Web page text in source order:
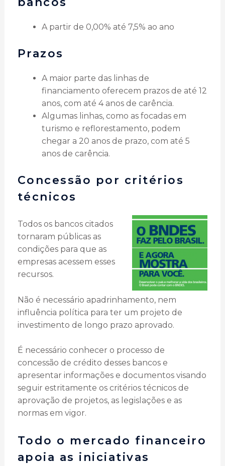
A partir de 0,00% até 7,5% ao ano
Prazos
A maior parte das linhas de
financiamento oferecem prazos de até 12
anos, com até 4 anos de carência.
Algumas linhas, como as focadas em
turismo e reflorestamento, podem
chegar a 20 anos de prazo, com até 5
anos de carência.
Concessão por critérios
técnicos
Todos os bancos citados
tornaram públicas as
condições para que as
empresas acessem esses
recursos.
Não é necessário apadrinhamento, nem
influência política para ter um projeto de
investimento de longo prazo aprovado.
É necessário conhecer o processo de
concessão de crédito desses bancos e
apresentar informações e documentos visando
seguir estritamente os critérios técnicos de
aprovação de projetos, as legislações e as
normas em vigor.
Todo o mercado financeiro
apoia as iniciativas